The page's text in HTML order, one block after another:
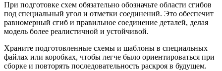
При подготовке схем обязательно обозначьте области сгибов
под специальный угол и отметки соединений. Это обеспечит
равномерный сгиб и правильное соединение деталей, делая
модель более реалистичной и устойчивой.
Храните подготовленные схемы и шаблоны в специальных
файлах или коробках, чтобы легче было ориентироваться при
сборке и повторять последовательность раскроя в будущем.